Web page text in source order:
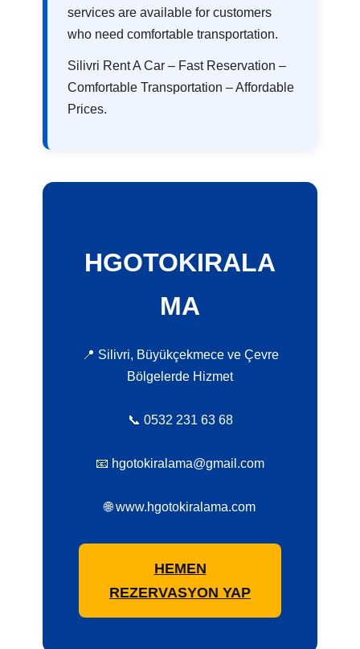
services are available for customers
who need comfortable transportation.
Silivri Rent A Car – Fast Reservation –
Comfortable Transportation – Affordable
Prices.
HGOTOKIRALA
MA
📍 Silivri, Büyükçekmece ve Çevre
Bölgelerde Hizmet
📞 0532 231 63 68
📧 hgotokiralama@gmail.com
🌐 www.hgotokiralama.com
HEMEN
REZERVASYON YAP